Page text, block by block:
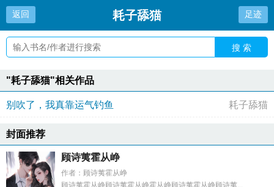
返回 耗子舔猫 足迹
搜 索
"耗子舔猫"相关作品
别吹了，我真靠运气钓鱼 耗子舔猫
封面推荐
顾诗荑霍从峥
作者：顾诗荑霍从峥
顾诗荑霍从峥顾诗荑霍从峥霍从峥顾诗荑霍从峥顾诗荑...